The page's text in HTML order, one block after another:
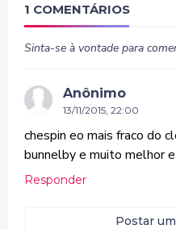
1 COMENTÁRIOS
Sinta-se à vontade para
Anônimo
13/11/2015, 22:00
chespin eo mais fraco do
bunnelby e muito melhor
Responder
Postar